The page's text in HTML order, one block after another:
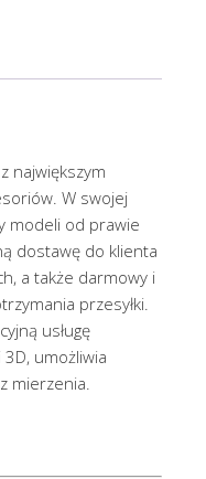
największym
W swojej
modeli od prawie
dostawę do klienta
a także darmowy i
przesyłki.
usługę
umożliwia
mierzenia.